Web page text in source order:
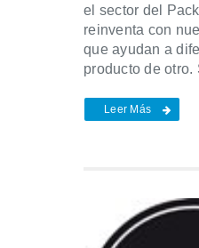
el sector del
reinventa con
que ayudan a
producto de otro.
Leer Más